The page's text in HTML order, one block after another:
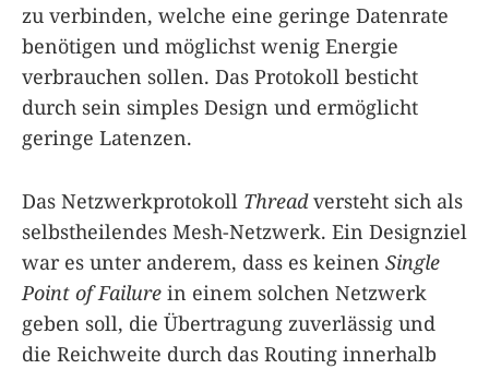
zu verbinden, welche eine geringe Datenrate
benötigen und möglichst wenig Energie
verbrauchen sollen. Das Protokoll besticht
durch sein simples Design und ermöglicht
geringe Latenzen.
Das Netzwerkprotokoll Threadversteht sich als
selbstheilendes Mesh-Netzwerk. Ein Designziel
war es unter anderem, dass es keinen Single
Point of Failure in einem solchen Netzwerk
geben soll, die Übertragung zuverlässig und
die Reichweite durch das Routing innerhalb